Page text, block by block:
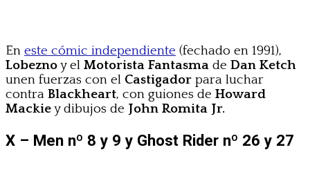
En este cómic independiente (fechado en 1991),
Lobeznoy el Motorista Fantasma de Dan Ketch
unen fuerzas con el Castigador para luchar
contra Blackheart, con guiones de Howard
Mackiey dibujos de John Romita Jr.
X – Men nº 8 y 9 y Ghost Rider nº 26 y 27